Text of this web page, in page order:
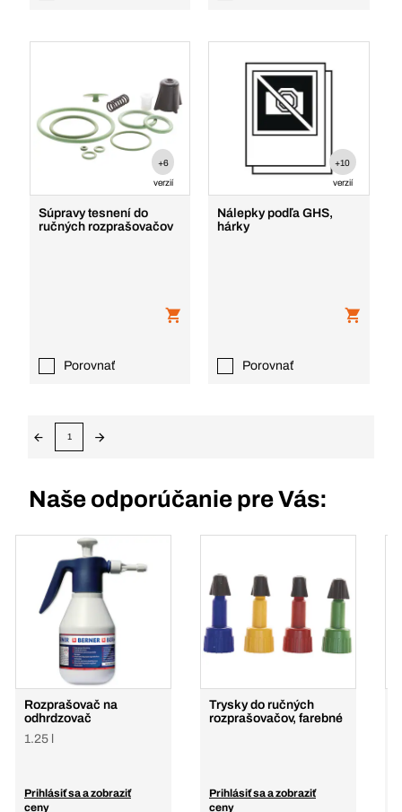
+6
verzií
Súpravy tesnení do
ručných rozprašovačov
Porovnať
+10
verzií
Nálepky podľa GHS,
hárky
Porovnať
1
Naše odporúčanie pre Vás:
Rozprašovač na
odhrdzovač
1.25 l
Prihlásiť sa a zobraziť
ceny
Trysky do ručných
rozprašovačov, farebné
Prihlásiť sa a zobraziť
ceny